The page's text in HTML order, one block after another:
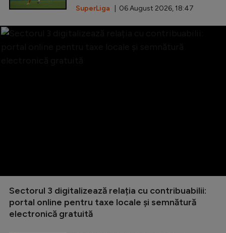
SuperLiga | 06 August 2026, 18:47
Sectorul 3 digitalizează relația cu contribuabilii:
portal online pentru taxe locale și semnătură
electronică gratuită